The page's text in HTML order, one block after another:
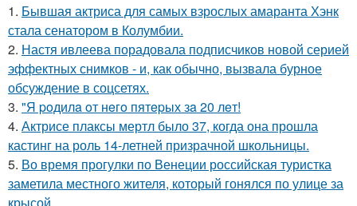
1. Бывшая актриса для самых взрослых амаранта Хэнк
стала сенатором в Колумбии.
2. Настя ивлеева порадовала подписчиков новой серией
эффектных снимков - и, как обычно, вызвала бурное
обсуждение в соцсетях.
3. "Я poдилa oт нeгo пятepых зa 20 лeт!
4. Актрисе плаксы мертл было 37, когда она прошла
кастинг на роль 14-летней призрачной школьницы.
5. Во время прогулки по Венеции российская туристка
заметила местного жителя, который гонялся по улице за